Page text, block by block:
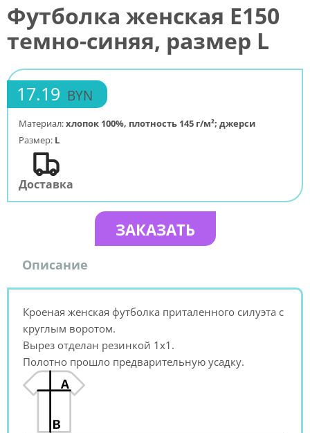
Футболка женская E150
темно-синяя, размер L
17.19 BYN
Материал:хлопок 100%, плотность 145 г/м²; джерси
Размер: L
Доставка
ЗАКАЗАТЬ
Описание
Кроеная женская футболка приталенного силуэта с
круглым воротом.
Вырез отделан резинкой 1х1.
Полотно прошло предварительную усадку.